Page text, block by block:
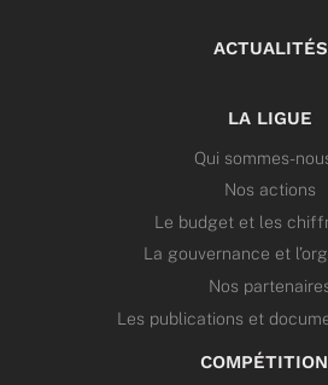
ACTUALITÉS
LA LIGUE
Qui sommes-
Nos actions
Le budget et les
La gouvernance et
Nos
Les publications et